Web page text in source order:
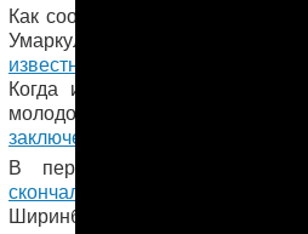
Как сообщило Радио
Умаркулиев не выходил на
известно
, что его осудили
Когда именно состоялся
молодого человека
заключения
В первой половине мая
скончался
50-летний отец
Ширинбай.